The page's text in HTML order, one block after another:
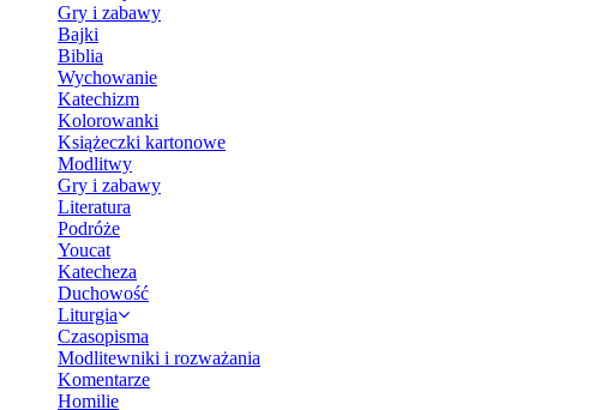
Gry i zabawy
Bajki
Biblia
Wychowanie
Katechizm
Kolorowanki
Książeczki kartonowe
Modlitwy
Gry i zabawy
Literatura
Podróże
Youcat
Katecheza
Duchowość
Liturgia
Czasopisma
Modlitewniki i rozważania
Komentarze
Homilie